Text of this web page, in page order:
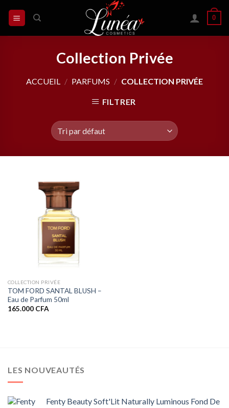
0
Collection Privée
ACCUEIL / PARFUMS / COLLECTION PRIVÉE
FILTRER
COLLECTION PRIVÉE
TOM FORD SANTAL BLUSH –
Eau de Parfum 50ml
165.000 CFA
LES NOUVEAUTÉS
Fenty Beauty Soft'Lit Naturally Luminous Fond De